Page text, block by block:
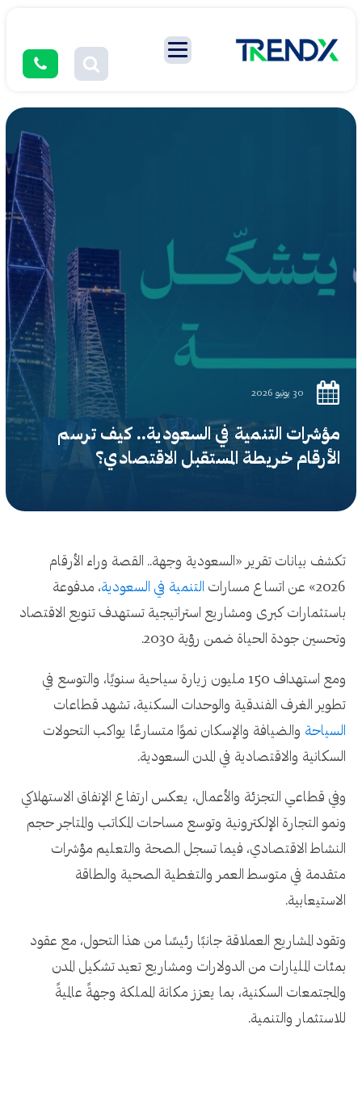
30 يونيو 2026
مؤشرات التنمية في السعودية.. كيف ترسم
الأرقام خريطة المستقبل الاقتصادي؟
تكشف بيانات تقرير «السعودية وجهة.. القصة وراء الأرقام
2026» عن اتساع مسارات
التنمية في السعودية، مدفوعة
باستثمارات كبرى ومشاريع استراتيجية تستهدف تنويع الاقتصاد
وتحسين جودة الحياة ضمن رؤية 2030.
ومع استهداف 150 مليون زيارة سياحية سنويًا، والتوسع في
تطوير الغرف الفندقية والوحدات السكنية، تشهد قطاعات
السياحة والضيافة والإسكان نموًا متسارعًا يواكب التحولات
السكانية والاقتصادية في المدن السعودية.
وفي قطاعي التجزئة والأعمال، يعكس ارتفاع الإنفاق الاستهلاكي
ونمو التجارة الإلكترونية وتوسع مساحات المكاتب والمتاجر حجم
النشاط الاقتصادي، فيما تسجل الصحة والتعليم مؤشرات
متقدمة في متوسط العمر والتغطية الصحية والطاقة
الاستيعابية.
وتقود المشاريع العملاقة جانبًا رئيسًا من هذا التحول، مع عقود
بمئات المليارات من الدولارات ومشاريع تعيد تشكيل المدن
والمجتمعات السكنية، بما يعزز مكانة المملكة وجهةً عالميةً
للاستثمار والتنمية.